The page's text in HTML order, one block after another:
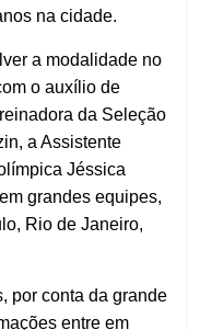
na cidade.
a modalidade no
o auxílio de
da Seleção
a Assistente
Jéssica
grandes equipes,
Rio de Janeiro,
por conta da grande
entre em